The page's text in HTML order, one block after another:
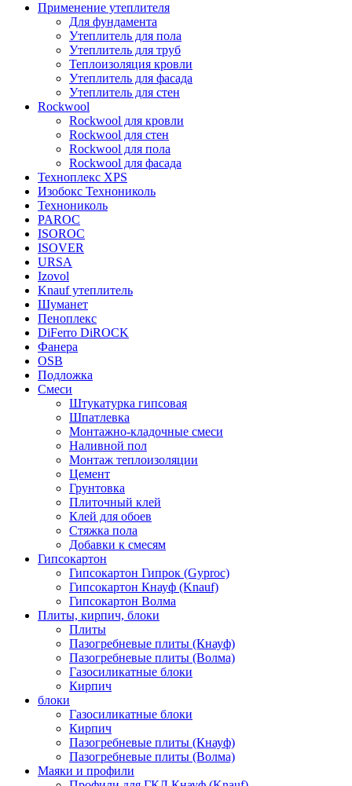
Применение утеплителя
Для фундамента
Утеплитель для пола
Утеплитель для труб
Теплоизоляция кровли
Утеплитель для фасада
Утеплитель для стен
Rockwool
Rockwool для кровли
Rockwool для стен
Rockwool для пола
Rockwool для фасада
Техноплекс XPS
Изобокс Технониколь
Технониколь
PAROC
ISOROC
ISOVER
URSA
Izovol
Knauf утеплитель
Шуманет
Пеноплекс
DiFerro DiROCK
Фанера
OSB
Подложка
Смеси
Штукатурка гипсовая
Шпатлевка
Монтажно-кладочные смеси
Наливной пол
Монтаж теплоизоляции
Цемент
Грунтовка
Плиточный клей
Клей для обоев
Стяжка пола
Добавки к смесям
Гипсокартон
Гипсокартон Гипрок (Gyproc)
Гипсокартон Кнауф (Knauf)
Гипсокартон Волма
Плиты, кирпич, блоки
Плиты
Пазогребневые плиты (Кнауф)
Пазогребневые плиты (Волма)
Газосиликатные блоки
Кирпич
блоки
Газосиликатные блоки
Кирпич
Пазогребневые плиты (Кнауф)
Пазогребневые плиты (Волма)
Маяки и профили